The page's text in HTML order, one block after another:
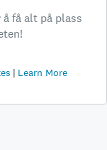
få alt på plass
Learn More